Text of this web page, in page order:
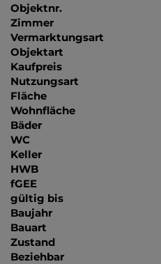
Objektnr.
Zimmer
Vermarktungsart
Objektart
Kaufpreis
Nutzungsart
Fläche
Wohnfläche
Bäder
WC
Keller
HWB
fGEE
gültig bis
Baujahr
Bauart
Zustand
Beziehbar